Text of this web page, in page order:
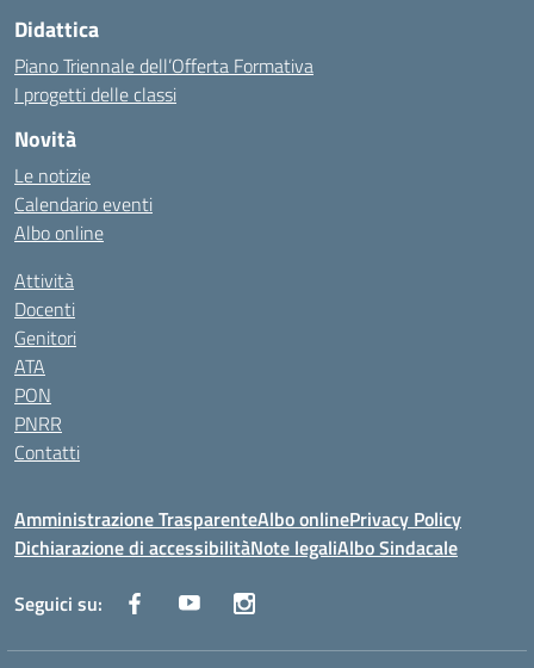
Didattica
Piano Triennale dell’Offerta Formativa
I progetti delle classi
Novità
Le notizie
Calendario eventi
Albo online
Attività
Docenti
Genitori
ATA
PON
PNRR
Contatti
Amministrazione TrasparenteAlbo onlinePrivacy Policy
Dichiarazione di accessibilitàNote legaliAlbo Sindacale
Seguici su: